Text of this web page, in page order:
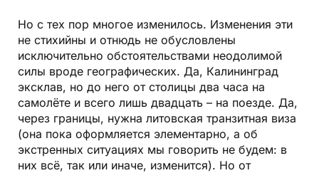
Но с тех пор многое изменилось. Изменения эти
не стихийны и отнюдь не обусловлены
исключительно обстоятельствами неодолимой
силы вроде географических. Да, Калининград
эксклав, но до него от столицы два часа на
самолёте и всего лишь двадцать – на поезде. Да,
через границы, нужна литовская транзитная виза
(она пока оформляется элементарно, а об
экстренных ситуациях мы говорить не будем: в
них всё, так или иначе, изменится). Но от